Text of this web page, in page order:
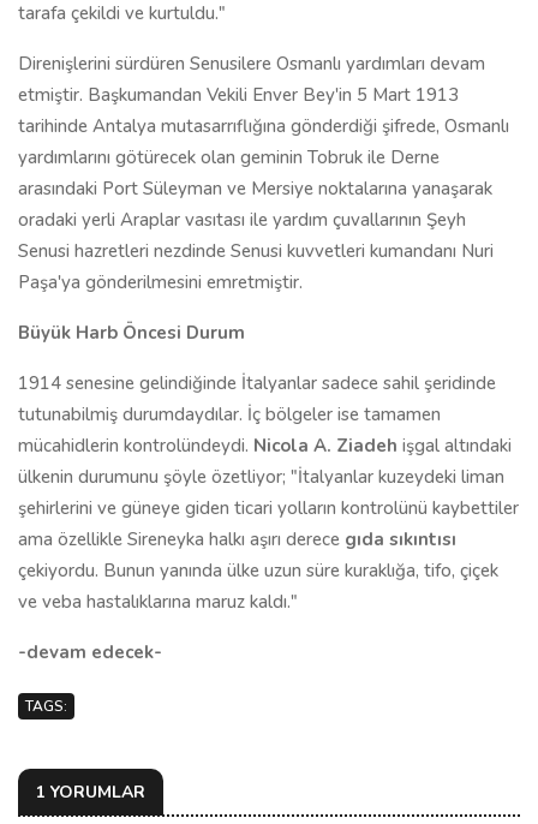
tarafa çekildi ve kurtuldu."
Direnişlerini sürdüren Senusilere Osmanlı yardımları devam
etmiştir. Başkumandan Vekili Enver Bey'in 5 Mart 1913
tarihinde Antalya mutasarrıflığına gönderdiği şifrede, Osmanlı
yardımlarını götürecek olan geminin Tobruk ile Derne
arasındaki Port Süleyman ve Mersiye noktalarına yanaşarak
oradaki yerli Araplar vasıtası ile yardım çuvallarının Şeyh
Senusi hazretleri nezdinde Senusi kuvvetleri kumandanı Nuri
Paşa'ya gönderilmesini emretmiştir.
Büyük Harb Öncesi Durum
1914 senesine gelindiğinde İtalyanlar sadece sahil şeridinde
tutunabilmiş durumdaydılar. İç bölgeler ise tamamen
mücahidlerin kontrolündeydi. Nicola A. Ziadeh işgal altındaki
ülkenin durumunu şöyle özetliyor; "İtalyanlar kuzeydeki liman
şehirlerini ve güneye giden ticari yolların kontrolünü kaybettiler
ama özellikle Sireneyka halkı aşırı derece gıda sıkıntısı
çekiyordu. Bunun yanında ülke uzun süre kuraklığa, tifo, çiçek
ve veba hastalıklarına maruz kaldı."
-devam edecek-
TAGS:
1 YORUMLAR